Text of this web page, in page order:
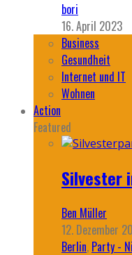
bori
16. April 2023
Business
Gesundheit
Internet und IT
Wohnen
Action
Featured
Silvester
Ben Müller
12. Dezember
Berlin, Party -